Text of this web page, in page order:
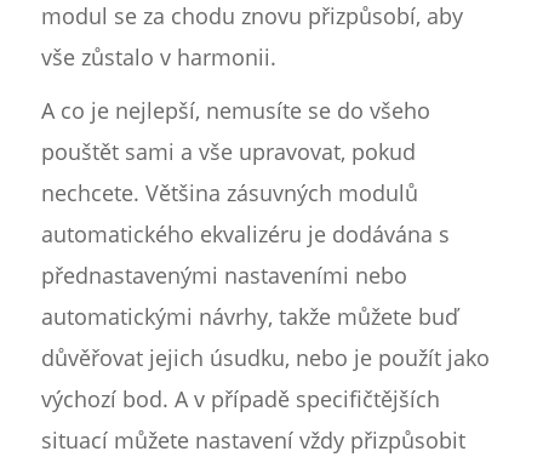
modul se za chodu znovu přizpůsobí, aby
vše zůstalo v harmonii.
A co je nejlepší, nemusíte se do všeho
pouštět sami a vše upravovat, pokud
nechcete. Většina zásuvných modulů
automatického ekvalizéru je dodávána s
přednastavenými nastaveními nebo
automatickými návrhy, takže můžete buď
důvěřovat jejich úsudku, nebo je použít jako
výchozí bod. A v případě specifičtějších
situací můžete nastavení vždy přizpůsobit